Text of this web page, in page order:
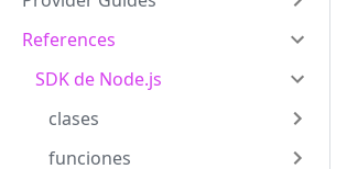
References
SDK de Node.js
clases
funciones